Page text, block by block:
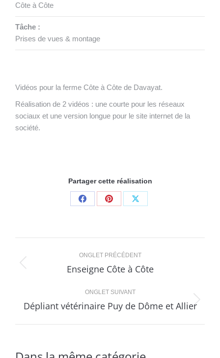
Côte à Côte
Tâche :
Prises de vues & montage
Vidéos pour la ferme Côte à Côte de Davayat.
Réalisation de 2 vidéos : une courte pour les réseaux
sociaux et une version longue pour le site internet de la
société.
Partager cette réalisation
Share
Share
Share
Navigation
de
commentaire
ONGLET PRÉCÉDENT
Onglet
Enseigne Côte à Côte
ONGLET SUIVANT
Projets
Dépliant vétérinaire Puy de Dôme et Allier